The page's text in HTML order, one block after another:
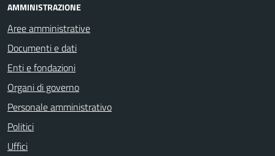
AMMINISTRAZIONE
Aree amministrative
Documenti e dati
Enti e fondazioni
Organi di governo
Personale amministrativo
Politici
Uffici